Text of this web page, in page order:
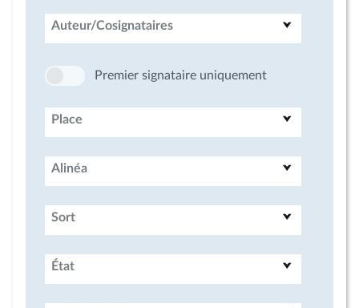
Auteur/Cosignataires
Premier signataire uniquement
Place
Alinéa
Sort
État